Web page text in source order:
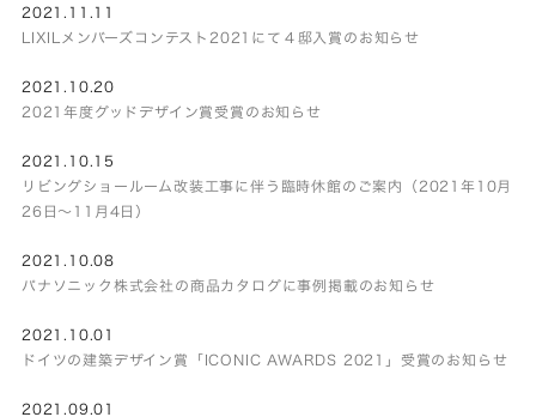
2021.11.11
LIXILメンバーズコンテスト2021にて４邸入賞のお知らせ
2021.10.20
2021年度グッドデザイン賞受賞のお知らせ
2021.10.15
リビングショールーム改装工事に伴う臨時休館のご案内（2021年10月
26日～11月4日）
2021.10.08
パナソニック株式会社の商品カタログに事例掲載のお知らせ
2021.10.01
ドイツの建築デザイン賞「ICONIC AWARDS 2021」受賞のお知らせ
2021.09.01